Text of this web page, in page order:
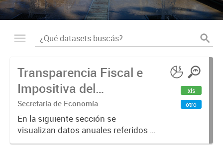
Transparencia Fiscal e
Impositiva del
Municipio. Año 2023
Secretaría de Economía
En la siguiente sección se
visualizan datos anuales referidos a
la transparencia fiscal e impositiva
xls
otro